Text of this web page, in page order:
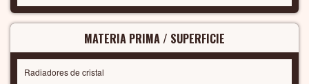
MATERIA PRIMA / SUPERFICIE
Radiadores de cristal